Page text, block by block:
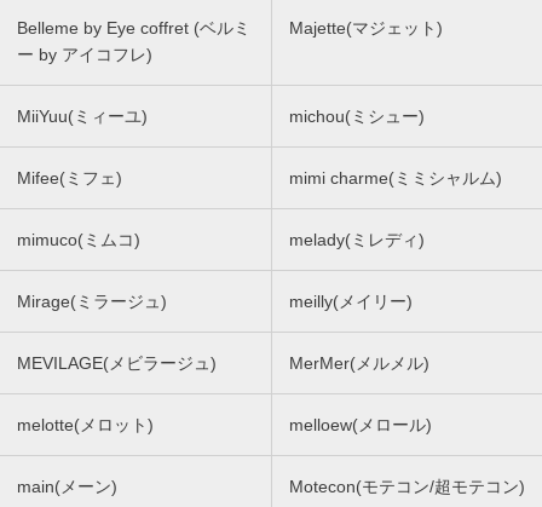
Belleme by Eye coffret (ベルミ
ー by アイコフレ)
Majette(マジェット)
MiiYuu(ミィーユ) michou(ミシュー)
Mifee(ミフェ) mimi charme(ミミシャルム)
mimuco(ミムコ) melady(ミレディ)
Mirage(ミラージュ) meilly(メイリー)
MEVILAGE(メビラージュ) MerMer(メルメル)
melotte(メロット) melloew(メロール)
main(メーン) Motecon(モテコン/超モテコン)